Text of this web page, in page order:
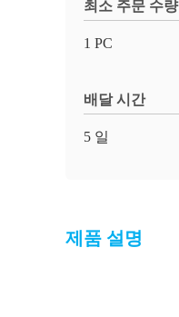
최소 주문 수량
1 PC
배달 시간
5 일
제품 설명